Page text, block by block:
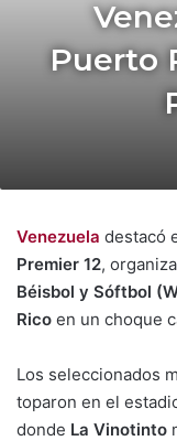
Puerto
Venezuela destacó
Premier 12,
Béisbol y Sóftbol
Rico en un choque
Los seleccionados
toparon en el
donde La Vinotinto